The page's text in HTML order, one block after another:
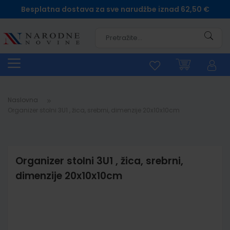
Besplatna dostava za sve narudžbe iznad 62,50 €
Naslovna
Organizer stolni 3U1 , žica, srebrni,
dimenzije 20x10x10cm